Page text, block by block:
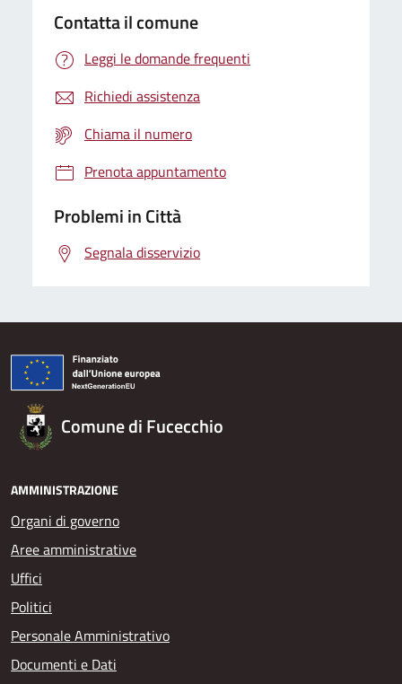
Contatta il comune
Leggi le domande frequenti
Richiedi assistenza
Chiama il numero
Prenota appuntamento
Problemi in Città
Segnala disservizio
Comune di Fucecchio
AMMINISTRAZIONE
Organi di governo
Aree amministrative
Uffici
Politici
Personale Amministrativo
Documenti e Dati